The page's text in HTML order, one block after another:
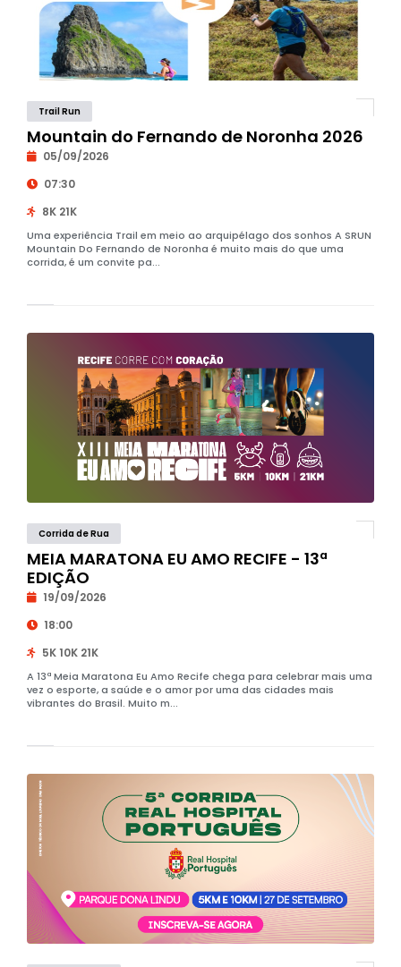
Trail Run
Mountain do Fernando de Noronha 2026
05/09/2026
07:30
8K 21K
Uma experiência Trail em meio ao arquipélago dos sonhos A SRUN
Mountain Do Fernando de Noronha é muito mais do que uma
corrida, é um convite pa...
Corrida de Rua
MEIA MARATONA EU AMO RECIFE - 13ª
EDIÇÃO
19/09/2026
18:00
5K 10K 21K
A 13ª Meia Maratona Eu Amo Recife chega para celebrar mais uma
vez o esporte, a saúde e o amor por uma das cidades mais
vibrantes do Brasil. Muito m...